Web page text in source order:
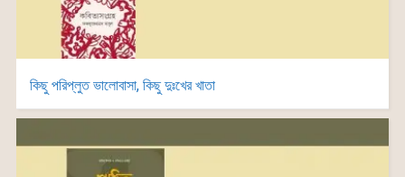
কিছু পরিপ্লুত ভালোবাসা, কিছু দুঃখের খাতা